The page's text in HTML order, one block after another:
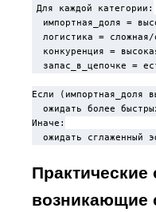
Для каждой категории:
импортная_доля =
логистика =
конкуренция =
запас_в_цепочке =
Если (импортная_доля
ожидать более
Иначе:
ожидать сглаженный
Практические
возникающие